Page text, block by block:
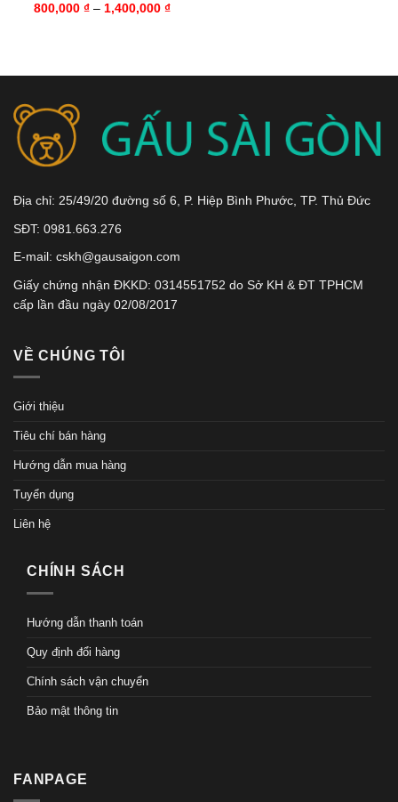
800,000 ₫ – 1,400,000 ₫Khoảng
Địa chỉ: 25/49/20 đường số 6, P. Hiệp Bình Phước, TP. Thủ Đức
SĐT: 0981.663.276
E-mail: cskh@gausaigon.com
Giấy chứng nhận ĐKKD: 0314551752 do Sở KH & ĐT TPHCM
cấp lần đầu ngày 02/08/2017
VỀ CHÚNG TÔI
Giới thiệu
Tiêu chí bán hàng
Hướng dẫn mua hàng
Tuyển dụng
Liên hệ
CHÍNH SÁCH
Hướng dẫn thanh toán
Quy định đổi hàng
Chính sách vận chuyển
Bảo mật thông tin
FANPAGE